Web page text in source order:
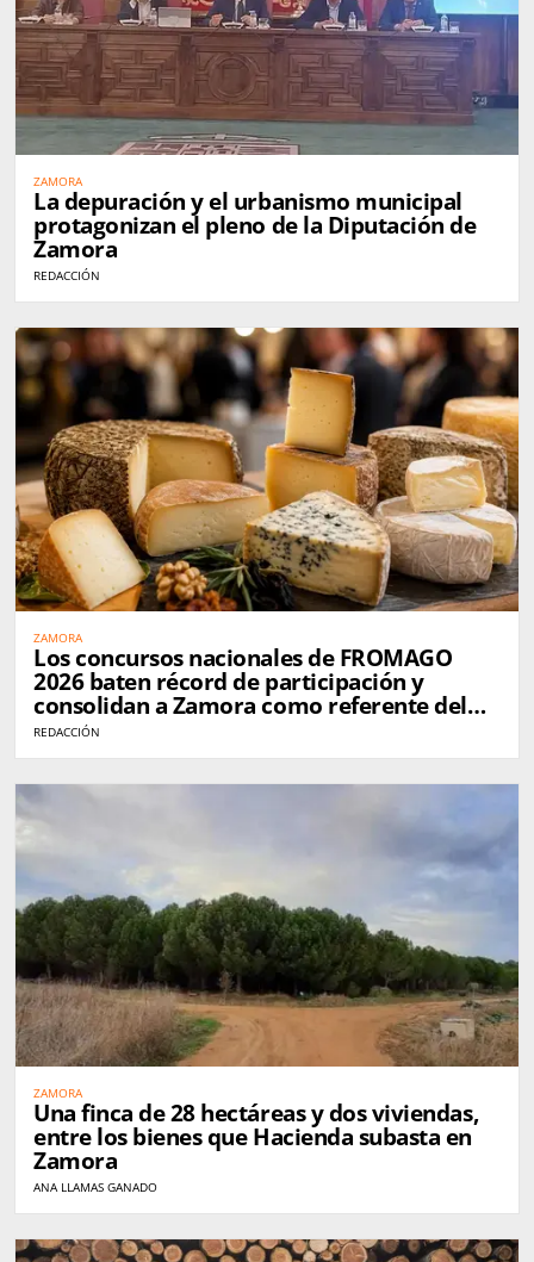
ZAMORA
La depuración y el urbanismo municipal
protagonizan el pleno de la Diputación de
Zamora
REDACCIÓN
ZAMORA
Los concursos nacionales de FROMAGO
2026 baten récord de participación y
consolidan a Zamora como referente del
queso en España
REDACCIÓN
ZAMORA
Una finca de 28 hectáreas y dos viviendas,
entre los bienes que Hacienda subasta en
Zamora
ANA LLAMAS GANADO